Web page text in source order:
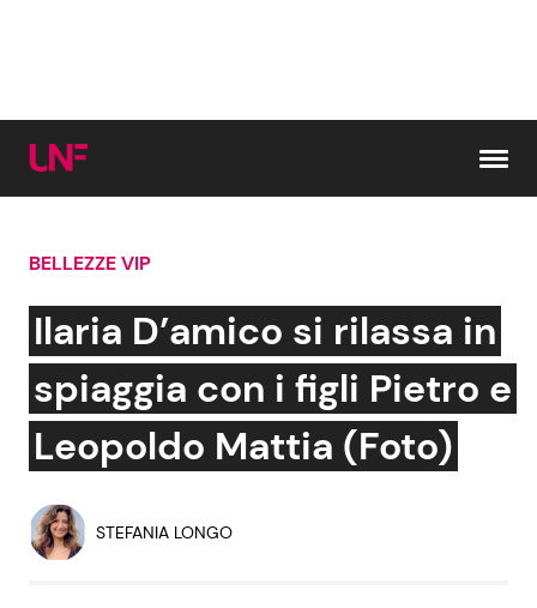
Cerca:
News e Cronaca
Attualità Italiana
Economia
Gossip e TV
Bellezze VIP
BELLEZZE VIP
Ilaria D’amico si rilassa in
spiaggia con i figli Pietro e
Leopoldo Mattia (Foto)
STEFANIA LONGO